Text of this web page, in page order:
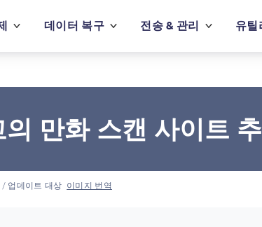
데이터 복구 전송 & 관리 유틸
만화 스캔 사이트
/ 업데이트 대상 이미지 번역